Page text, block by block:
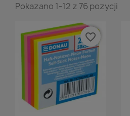
Pokazano 1-12 z 76 pozycji
favorite_border